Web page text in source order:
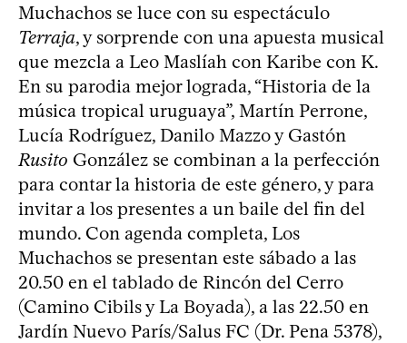
Muchachos se luce con su espectáculo
Terraja, y sorprende con una apuesta musical
que mezcla a Leo Maslíah con Karibe con K.
En su parodia mejor lograda, “Historia de la
música tropical uruguaya”, Martín Perrone,
Lucía Rodríguez, Danilo Mazzo y Gastón
Rusito González se combinan a la perfección
para contar la historia de este género, y para
invitar a los presentes a un baile del fin del
mundo. Con agenda completa, Los
Muchachos se presentan este sábado a las
20.50 en el tablado de Rincón del Cerro
(Camino Cibils y La Boyada), a las 22.50 en
Jardín Nuevo París/Salus FC (Dr. Pena 5378),